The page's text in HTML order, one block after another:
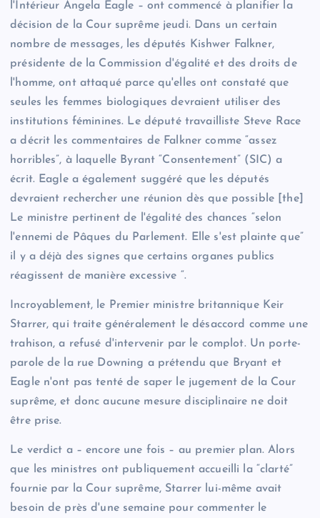
l'Intérieur Angela Eagle – ont commencé à planifier la
décision de la Cour suprême jeudi. Dans un certain
nombre de messages, les députés Kishwer Falkner,
présidente de la Commission d'égalité et des droits de
l'homme, ont attaqué parce qu'elles ont constaté que
seules les femmes biologiques devraient utiliser des
institutions féminines. Le député travailliste Steve Race
a décrit les commentaires de Falkner comme “assez
horribles”, à laquelle Byrant “Consentement” (SIC) a
écrit. Eagle a également suggéré que les députés
devraient rechercher une réunion dès que possible [the]
Le ministre pertinent de l'égalité des chances “selon
l'ennemi de Pâques du Parlement. Elle s'est plainte que”
il y a déjà des signes que certains organes publics
réagissent de manière excessive “.
Incroyablement, le Premier ministre britannique Keir
Starrer, qui traite généralement le désaccord comme une
trahison, a refusé d'intervenir par le complot. Un porte-
parole de la rue Downing a prétendu que Bryant et
Eagle n'ont pas tenté de saper le jugement de la Cour
suprême, et donc aucune mesure disciplinaire ne doit
être prise.
Le verdict a – encore une fois – au premier plan. Alors
que les ministres ont publiquement accueilli la “clarté”
fournie par la Cour suprême, Starrer lui-même avait
besoin de près d'une semaine pour commenter le